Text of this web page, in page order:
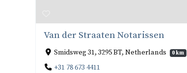
Van der Straaten Notarissen
Smidsweg 31, 3295 BT, Netherlands 0 km
+31 78 673 4411